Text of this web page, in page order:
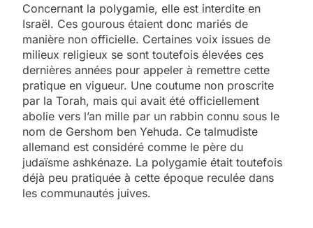
Concernant la polygamie, elle est interdite en
Israël. Ces gourous étaient donc mariés de
manière non officielle. Certaines voix issues de
milieux religieux se sont toutefois élevées ces
dernières années pour appeler à remettre cette
pratique en vigueur. Une coutume non proscrite
par la Torah, mais qui avait été officiellement
abolie vers l’an mille par un rabbin connu sous le
nom de Gershom ben Yehuda. Ce talmudiste
allemand est considéré comme le père du
judaïsme ashkénaze. La polygamie était toutefois
déjà peu pratiquée à cette époque reculée dans
les communautés juives.